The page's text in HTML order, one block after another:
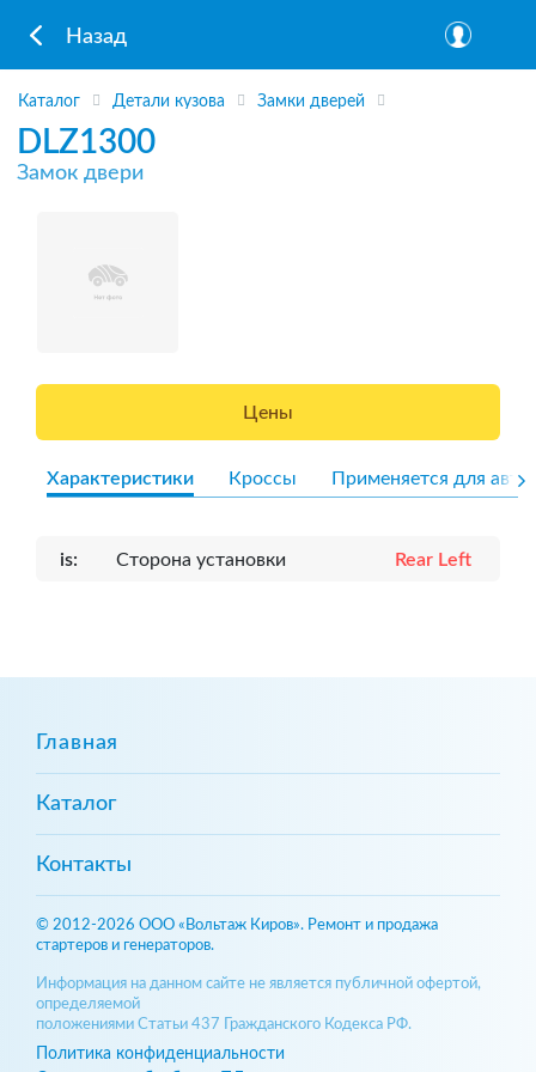
Назад
Каталог Детали кузова Замки дверей
DLZ1300
Замок двери
Цены
Характеристики Кроссы Применяется для авто
is: Сторона установки Rear Left
Главная
Каталог
Контакты
© 2012-2026 ООО «Вольтаж Киров». Ремонт и продажа
стартеров и генераторов.
Информация на данном сайте не является публичной офертой,
определяемой
положениями Статьи 437 Гражданского Кодекса РФ.
Политика конфиденциальности